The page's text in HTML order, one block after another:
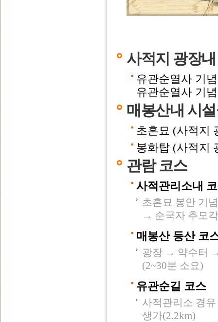
사적지 광장
유관순열사 기
유관순열사 기
매봉산내 시
초혼묘 (사적지
봉화탑 (사적지
관람 코스
사적관리소내
초혼묘 봉안 기
→ 순국자 추모
매봉산 등산 코
광장 → 약수터
(2~30분 소요)
유관순길 코스
사적관리소 경
생가(2.2km)